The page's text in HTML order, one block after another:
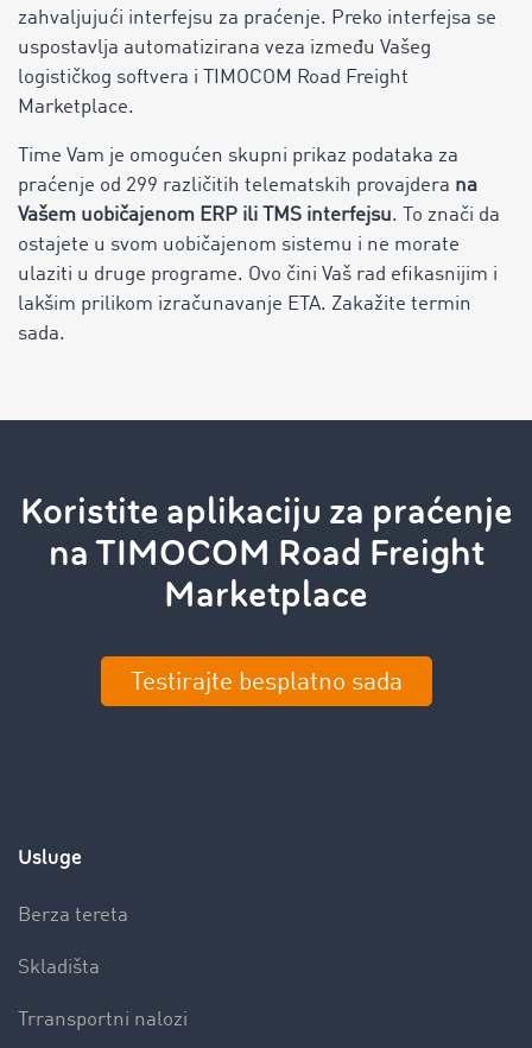
zahvaljujući interfejsu za praćenje. Preko interfejsa se
uspostavlja automatizirana veza između Vašeg
logističkog softvera i TIMOCOM Road Freight
Marketplace.
Time Vam je omogućen skupni prikaz podataka za
praćenje od 299 različitih telematskih provajdera na
Vašem uobičajenom ERP ili TMS interfejsu. To znači da
ostajete u svom uobičajenom sistemu i ne morate
ulaziti u druge programe. Ovo čini Vaš rad efikasnijim i
lakšim prilikom izračunavanje ETA. Zakažite termin
sada.
Koristite aplikaciju za praćenje
na TIMOCOM Road Freight
Marketplace
Testirajte besplatno sada
Usluge
Berza tereta
Skladišta
Trransportni nalozi